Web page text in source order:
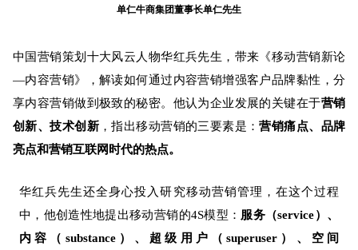
单仁牛商集团董事长单仁先生
中国营销策划十大风云人物华红兵先生，带来《移动营销新论
—内容营销》，解读如何通过内容营销增强客户品牌黏性，分
享内容营销做到极致的秘密。他认为企业发展的关键在于营销
创新、技术创新，指出移动营销的三要素是：营销痛点、品牌
亮点和营销互联网时代的热点。
华红兵先生还全身心投入研究移动营销管理，在这个过程
中， 他创造性地提出移动营销的4S模型： 服务（service）、
内容（substance）、超级用户（superuser）、空间